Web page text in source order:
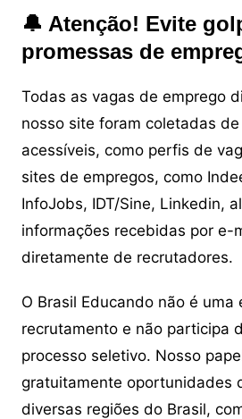
🔔 Atenção! Evite
promessas de
Todas as vagas de emprego
nosso site foram coletadas
acessíveis, como perfis de
sites de empregos, como
InfoJobs, IDT/Sine, Linkedin,
informações recebidas por e-
diretamente de recrutadores.
O Brasil Educando não é uma
recrutamento e não participa
processo seletivo. Nosso
gratuitamente oportunidades
diversas regiões do Brasil,